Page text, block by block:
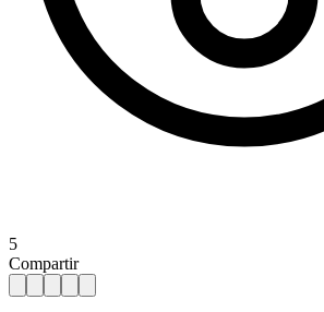
5
Compartir